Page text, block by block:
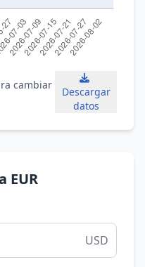
cambiar
Descargar
datos
EUR
USD